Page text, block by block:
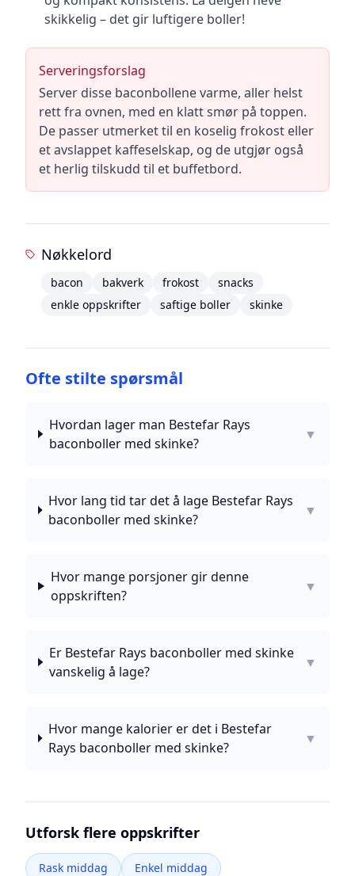
skikkelig – det gir luftigere boller!
Serveringsforslag
Server disse baconbollene varme, aller helst
rett fra ovnen, med en klatt smør på toppen.
De passer utmerket til en koselig frokost eller
et avslappet kaffeselskap, og de utgjør også
et herlig tilskudd til et buffetbord.
Nøkkelord
bacon bakverk frokost
snacks
enkle oppskrifter
saftige boller skinke
Ofte stilte spørsmål
Hvordan lager man Bestefar Rays
baconboller med skinke?
▼
Hvor lang tid tar det å lage Bestefar Rays
baconboller med skinke?
▼
Hvor mange porsjoner gir denne
oppskriften?
▼
Er Bestefar Rays baconboller med skinke
vanskelig å lage?
▼
Hvor mange kalorier er det i Bestefar
Rays baconboller med skinke?
▼
Utforsk flere oppskrifter
Rask middag
Enkel middag